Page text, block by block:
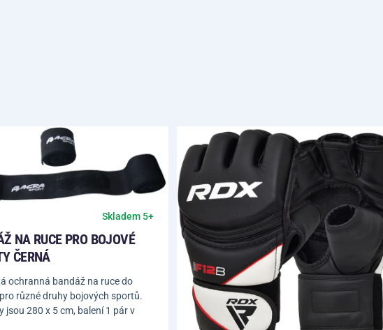
Skladem 5+
NA RUCE PRO BOJOVÉ
ČERNÁ
ochranná bandáž na ruce do
různé druhy bojových sportů.
jsou 280 x 5 cm, balení 1 pár v